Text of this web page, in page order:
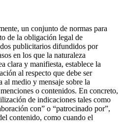
un conjunto de normas para
de la obligación legal de
publicitarios difundidos por
en los que la naturaleza
clara y manifiesta, establece la
al respecto que debe ser
al medio y mensaje sobre la
o contenidos. En concreto,
de indicaciones tales como
con” o “patrocinado por”,
contenido, como cuando el